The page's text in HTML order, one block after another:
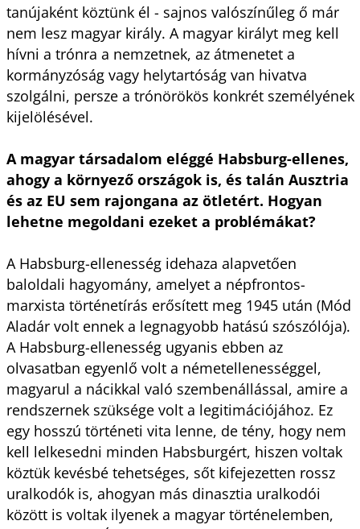
tanújaként köztünk él - sajnos valószínűleg ő már
nem lesz magyar király. A magyar királyt meg kell
hívni a trónra a nemzetnek, az átmenetet a
kormányzóság vagy helytartóság van hivatva
szolgálni, persze a trónörökös konkrét személyének
kijelölésével.
A magyar társadalom eléggé Habsburg-ellenes,
ahogy a környező országok is, és talán Ausztria
és az EU sem rajongana az ötletért. Hogyan
lehetne megoldani ezeket a problémákat?
A Habsburg-ellenesség idehaza alapvetően
baloldali hagyomány, amelyet a népfrontos-
marxista történetírás erősített meg 1945 után (Mód
Aladár volt ennek a legnagyobb hatású szószólója).
A Habsburg-ellenesség ugyanis ebben az
olvasatban egyenlő volt a németellenességgel,
magyarul a nácikkal való szembenállással, amire a
rendszernek szüksége volt a legitimációjához. Ez
egy hosszú történeti vita lenne, de tény, hogy nem
kell lelkesedni minden Habsburgért, hiszen voltak
köztük kevésbé tehetséges, sőt kifejezetten rossz
uralkodók is, ahogyan más dinasztia uralkodói
között is voltak ilyenek a magyar történelemben,